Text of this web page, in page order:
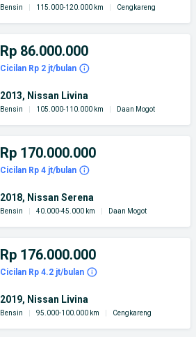
Bensin 115.000-120.000 km Cengkareng
Rp 86.000.000
Cicilan Rp 2 jt/bulan
2013, Nissan Livina
Bensin 105.000-110.000 km Daan Mogot
Rp 170.000.000
Cicilan Rp 4 jt/bulan
2018, Nissan Serena
Bensin 40.000-45.000 km Daan Mogot
Rp 176.000.000
Cicilan Rp 4.2 jt/bulan
2019, Nissan Livina
Bensin 95.000-100.000 km Cengkareng